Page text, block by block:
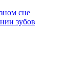
сне
зубов